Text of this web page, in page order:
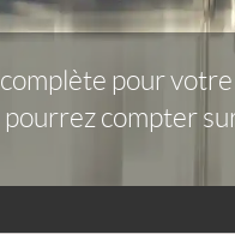
pour
compter